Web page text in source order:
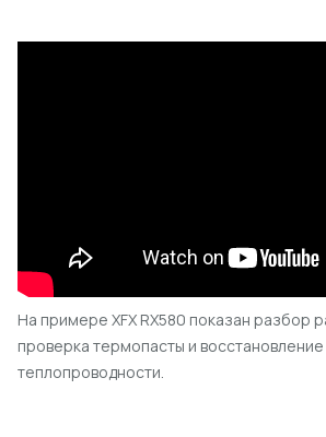
На примере XFX RX580 показан разбор
проверка термопасты и восстановление
теплопроводности.